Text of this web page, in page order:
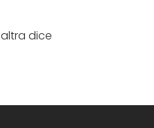
altra dice